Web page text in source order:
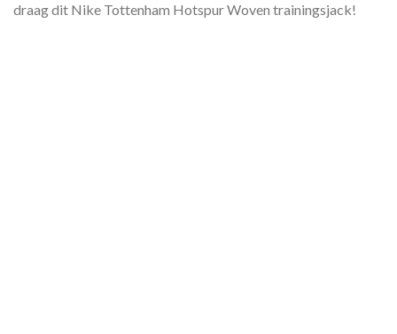
draag dit Nike Tottenham Hotspur Woven trainingsjack!